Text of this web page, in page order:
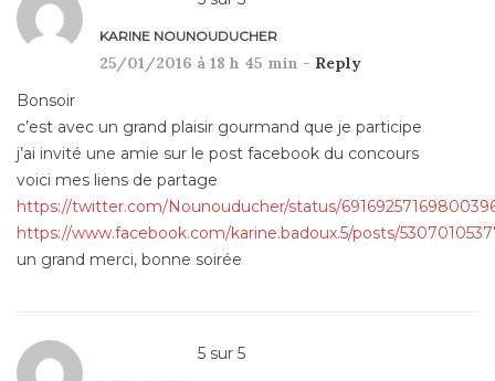
KARINE NOUNOUDUCHER
25/01/2016 à 18 h 45 min - Reply
Bonsoir
c’est avec un grand plaisir gourmand que je participe
j’ai invité une amie sur le post facebook du concours
voici mes liens de partage
https://twitter.com/Nounouducher/status/
https://www.facebook.com/karine.badoux.5/posts/
un grand merci, bonne soirée
5 sur 5